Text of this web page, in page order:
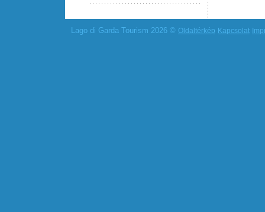
Lago di Garda Tourism 2026 © Oldaltérkép Kapcsolat